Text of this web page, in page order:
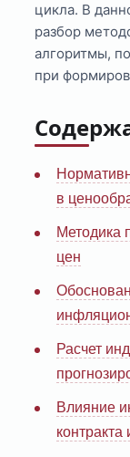
цикла. В
разбор
алгоритмы,
при
в
Методика
цен
Расчет
Влияние